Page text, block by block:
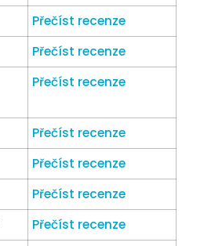
Přečíst recenze
Přečíst recenze
Přečíst recenze
Přečíst recenze
Přečíst recenze
Přečíst recenze
Přečíst recenze